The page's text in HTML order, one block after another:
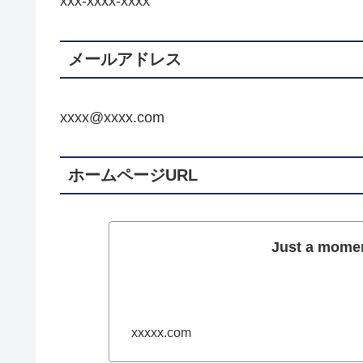
メールアドレス
xxxx@xxxx.com
ホームページURL
Just a
xxxxx.com